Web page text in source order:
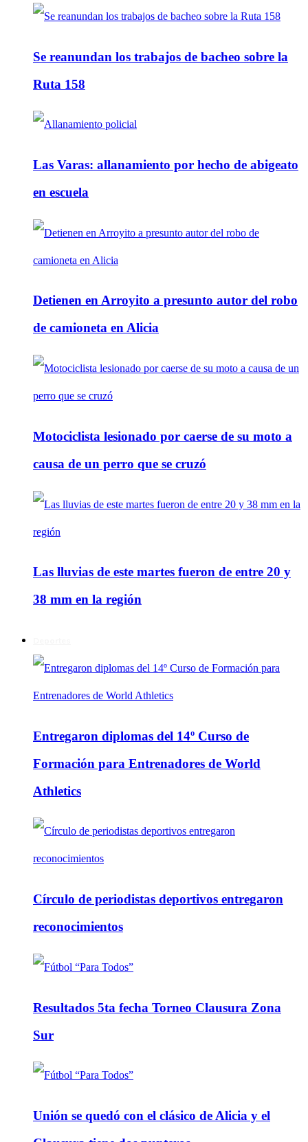
Se reanundan los trabajos de bacheo sobre la
Ruta 158
Las Varas: allanamiento por hecho de abigeato
en escuela
Detienen en Arroyito a presunto autor del robo
de camioneta en Alicia
Motociclista lesionado por caerse de su moto a
causa de un perro que se cruzó
Las lluvias de este martes fueron de entre 20 y
38 mm en la región
Entregaron diplomas del 14º Curso de
Formación para Entrenadores de World
Athletics
Círculo de periodistas deportivos entregaron
reconocimientos
Resultados 5ta fecha Torneo Clausura Zona
Sur
Unión se quedó con el clásico de Alicia y el